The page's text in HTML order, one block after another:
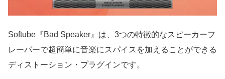
Softube『Bad Speaker』は、3つの特徴的なスピーカーフ
レーバーで超簡単に音楽にスパイスを加えることができる
ディストーション・プラグインです。